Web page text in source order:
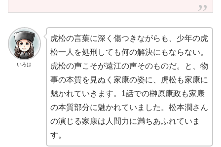
いろは
虎松の言葉に深く傷つきながらも、少年の虎
松一人を処刑しても何の解決にもならない。
虎松の声こそが遠江の声そのものだ。と、物
事の本質を見ぬく家康の姿に、虎松も家康に
魅かれていきます。1話での榊原康政も家康
の本質部分に魅かれていました。松本潤さん
の演じる家康は人間力に満ちあふれていま
す。